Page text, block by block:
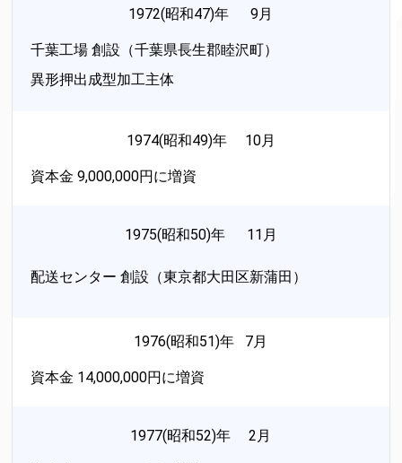
1972(昭和47)年 9月
千葉工場 創設（千葉県長生郡睦沢町）
異形押出成型加工主体
1974(昭和49)年 10月
資本金 9,000,000円に増資
1975(昭和50)年 11月
配送センター 創設（東京都大田区新蒲田）
1976(昭和51)年 7月
資本金 14,000,000円に増資
1977(昭和52)年 2月